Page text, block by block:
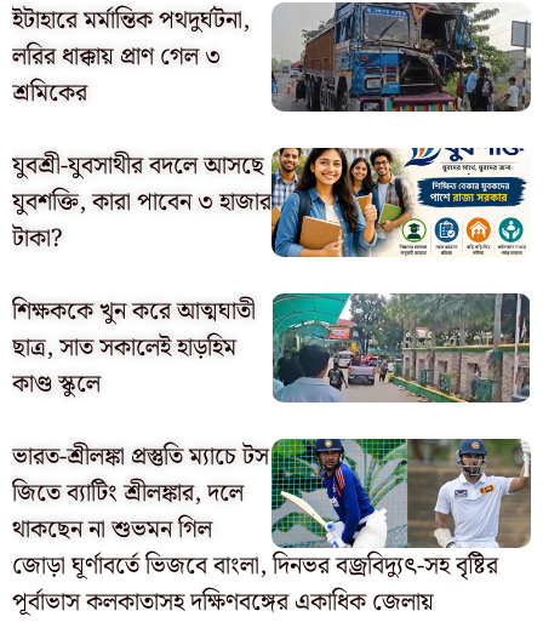
ইটাহারে মর্মান্তিক পথদুর্ঘটনা,
লরির ধাক্কায় প্রাণ গেল ৩
শ্রমিকের
যুবশ্রী-যুবসাথীর বদলে আসছে
যুবশক্তি, কারা পাবেন ৩ হাজার
টাকা?
শিক্ষককে খুন করে আত্মঘাতী
ছাত্র, সাত সকালেই হাড়হিম
কাণ্ড স্কুলে
ভারত-শ্রীলঙ্কা প্রস্তুতি ম্যাচে টস
জিতে ব্যাটিং শ্রীলঙ্কার, দলে
থাকছেন না শুভমন গিল
জোড়া ঘূর্ণাবর্তে ভিজবে বাংলা, দিনভর বজ্রবিদ্যুৎ-সহ বৃষ্টির
পূর্বাভাস কলকাতাসহ দক্ষিণবঙ্গের একাধিক জেলায়